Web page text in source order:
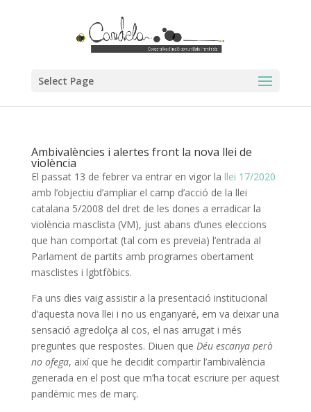
Select Page
Ambivalències i alertes front la nova llei de
violència
El passat 13 de febrer va entrar en vigor la llei 17/2020
amb l’objectiu d’ampliar el camp d’acció de la llei
catalana 5/2008 del dret de les dones a erradicar la
violència masclista (VM), just abans d’unes eleccions
que han comportat (tal com es preveia) l’entrada al
Parlament de partits amb programes obertament
masclistes i lgbtfòbics.
Fa uns dies vaig assistir a la presentació institucional
d’aquesta nova llei i no us enganyaré, em va deixar una
sensació agredolça al cos, el nas arrugat i més
preguntes que respostes. Diuen que Déu escanya però
no ofega, així que he decidit compartir l’ambivalència
generada en el post que m’ha tocat escriure per aquest
pandèmic mes de març.